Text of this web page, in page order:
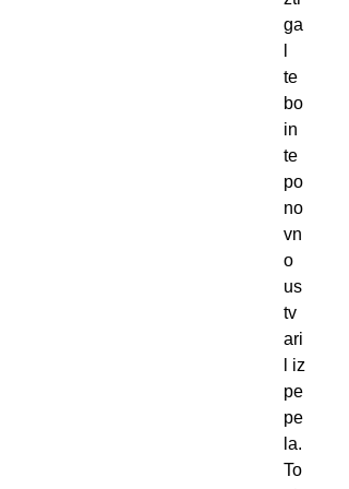
ga
te
bo
in
te
po
no
vn
o
us
tv
ari
l iz
pe
pe
la.
To